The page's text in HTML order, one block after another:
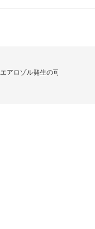
アロゾル発生の可能性